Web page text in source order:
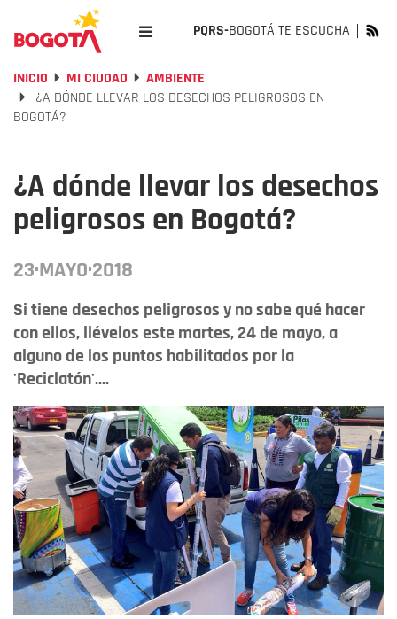
PQRS-BOGOTÁ TE ESCUCHA
INICIO MI CIUDAD
AMBIENTE
¿A DÓNDE LLEVAR LOS DESECHOS PELIGROSOS EN
BOGOTÁ?
¿A dónde llevar los desechos
peligrosos en Bogotá?
23·MAYO·2018
Si tiene desechos peligrosos y no sabe qué hacer
con ellos, llévelos este martes, 24 de mayo, a
alguno de los puntos habilitados por la
'Reciclatón'....